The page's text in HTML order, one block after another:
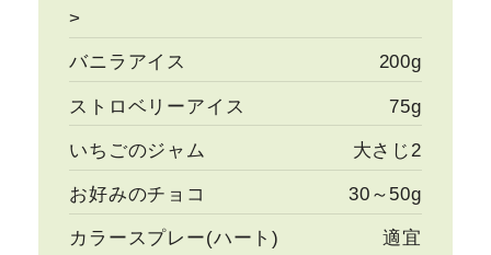
>
バニラアイス 200g
ストロベリーアイス 75g
いちごのジャム 大さじ2
お好みのチョコ 30～50g
カラースプレー(ハート) 適宜